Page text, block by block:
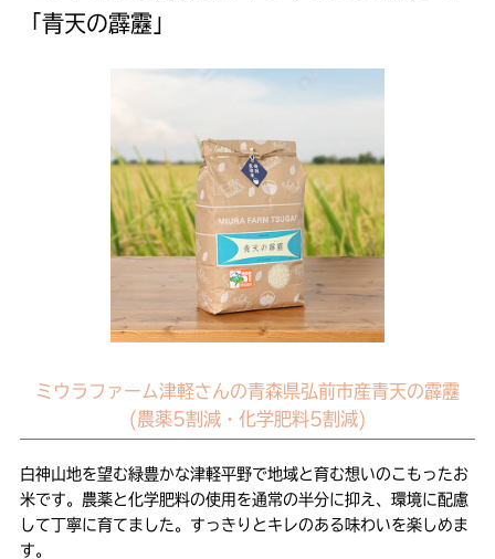
「青天の霹靂」
ミウラファーム津軽さんの青森県弘前市産青天の霹靂
(農薬5割減・化学肥料5割減)
白神山地を望む緑豊かな津軽平野で地域と育む想いのこもったお
米です。農薬と化学肥料の使用を通常の半分に抑え、環境に配慮
して丁寧に育てました。すっきりとキレのある味わいを楽しめま
す。